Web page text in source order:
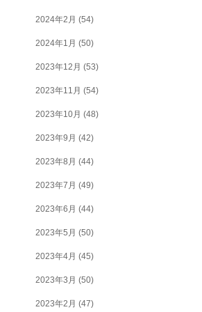
2024年2月 (54)
2024年1月 (50)
2023年12月 (53)
2023年11月 (54)
2023年10月 (48)
2023年9月 (42)
2023年8月 (44)
2023年7月 (49)
2023年6月 (44)
2023年5月 (50)
2023年4月 (45)
2023年3月 (50)
2023年2月 (47)